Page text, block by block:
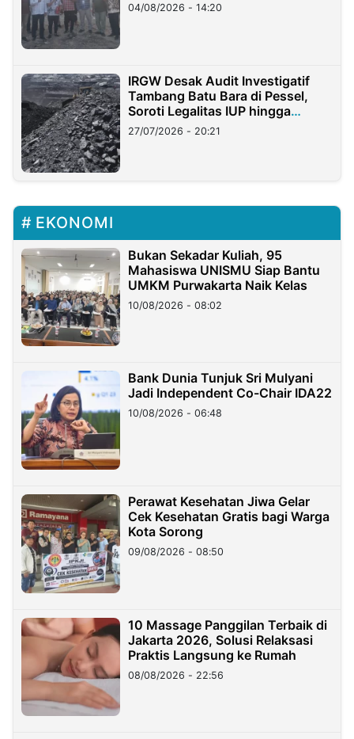
04/08/2026 - 14:20
IRGW Desak Audit Investigatif
Tambang Batu Bara di Pessel,
Soroti Legalitas IUP hingga
Stockpile
27/07/2026 - 20:21
EKONOMI
Bukan Sekadar Kuliah, 95
Mahasiswa UNISMU Siap Bantu
UMKM Purwakarta Naik Kelas
10/08/2026 - 08:02
Bank Dunia Tunjuk Sri Mulyani
Jadi Independent Co-Chair IDA22
10/08/2026 - 06:48
Perawat Kesehatan Jiwa Gelar
Cek Kesehatan Gratis bagi Warga
Kota Sorong
09/08/2026 - 08:50
10 Massage Panggilan Terbaik di
Jakarta 2026, Solusi Relaksasi
Praktis Langsung ke Rumah
08/08/2026 - 22:56